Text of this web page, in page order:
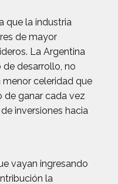
que la industria
de mayor
La Argentina
desarrollo, no
celeridad que
de ganar cada vez
inversiones hacia
vayan ingresando
la